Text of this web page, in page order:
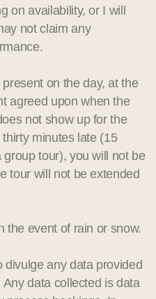
on availability, or I will
not claim any
on the day, at the
agreed upon when the
not show up for the
minutes late (15
tour), you will not be
tour will not be extended
the event of rain or snow.
any data provided
data collected is data